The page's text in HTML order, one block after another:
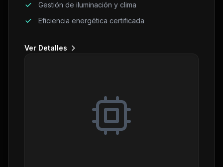
Gestión de iluminación y clima
Eficiencia energética certificada
Ver Detalles